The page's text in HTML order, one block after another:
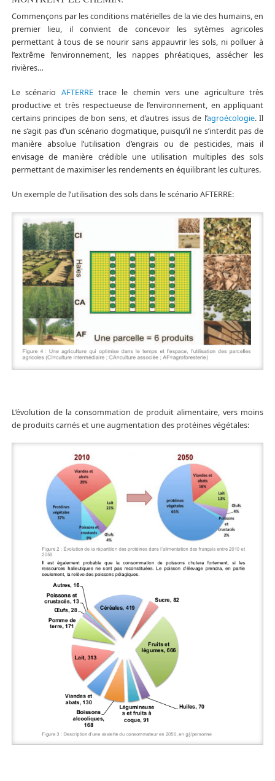
Commençons par les conditions matérielles de la vie des humains, en
premier lieu, il convient de concevoir les sytèmes agricoles
permettant à tous de se nourir sans appauvrir les sols, ni polluer à
l’extrême l’environnement, les nappes phréatiques, assécher les
rivières…
Le scénario AFTERREtrace le chemin vers une agriculture très
productive et très respectueuse de l’environnement, en appliquant
certains principes de bon sens, et d’autres issus de l’agroécologie. Il
ne s’agit pas d’un scénario dogmatique, puisqu’il ne s’interdit pas de
manière absolue l’utilisation d’engrais ou de pesticides, mais il
envisage de manière crédible une utilisation multiples des sols
permettant de maximiser les rendements en équilibrant les cultures.
Un exemple de l’utilisation des sols dans le scénario AFTERRE:
L’évolution de la consommation de produit alimentaire, vers moins
de produits carnés et une augmentation des protéines végétales: